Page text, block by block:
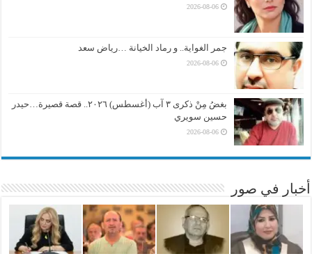
2026-08-06
جمر الغواية.. و رماد الخيانة …رياض سعد
2026-08-06
بغضُ مِنْ ذكرى ٣ آب (أغسطس) ٢٠٢٦.. قصة قصيرة…حيدر
حسين سويري
2026-08-06
أخبار في صور